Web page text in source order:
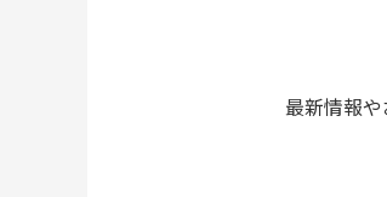
最新情報